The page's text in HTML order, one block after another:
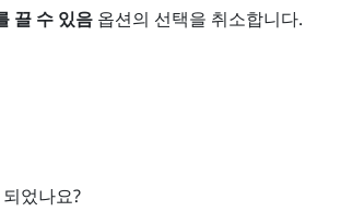
끌 수 있음옵션의 선택을 취소합니다.
었나요?